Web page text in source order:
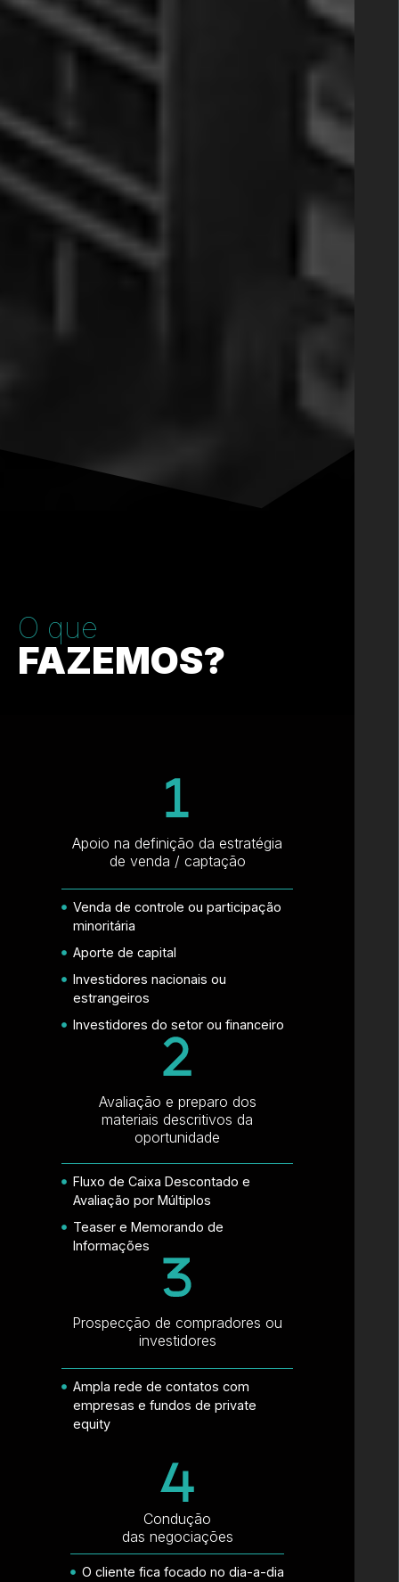
O que
FAZEMOS?
Apoio na definição da estratégia
de venda / captação
Venda de controle ou participação
minoritária
Aporte de capital
Investidores nacionais ou
estrangeiros
Investidores do setor ou financeiro
Avaliação e preparo dos
materiais descritivos da
oportunidade
Fluxo de Caixa Descontado e
Avaliação por Múltiplos
Teaser e Memorando de
Informações
Prospecção de compradores ou
investidores
Ampla rede de contatos com
empresas e fundos de private
equity
Condução
das negociações
O cliente fica focado no dia-a-dia